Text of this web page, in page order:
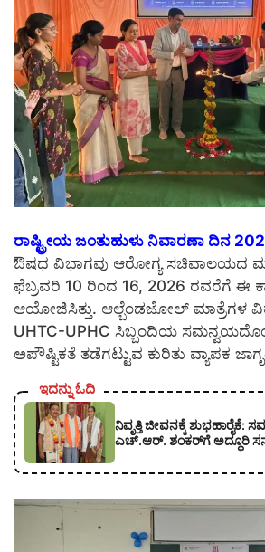
ರಾಷ್ಟ್ರೀಯ ಜಂತುಹುಳು ನಿವಾರಣಾ ದಿನ
ಔಷಧ ವಿಭಾಗವು ಆರೋಗ್ಯ ಸಚಿವಾಲಯದ
ಫೆಬ್ರವರಿ 10 ರಿಂದ 16, 2026 ರವರೆಗೆ ಈ
ಆಯೋಜಿಸಿತ್ತು. ಆಲ್ಬೆಂಡಜೋಲ್ ಮಾತ್ರೆಗಳ
UHTC-UPHC ಸಿಬ್ಬಂದಿಯ
ಅಪೌಷ್ಟಿಕತೆ ತಡೆಗಟ್ಟುವ ಕುರಿತು ವ್ಯಾಪಕ
ಇದನ್ನು ಓದಿ
ನಿವೃತ್ತಿ ಜೀವನಕ್ಕೆ ಶುಭಹಾರೈಕೆ:
ಎಚ್.ಆರ್. ಶಂಕರ್‌ಗೆ ಅದ್ಧೂರಿ